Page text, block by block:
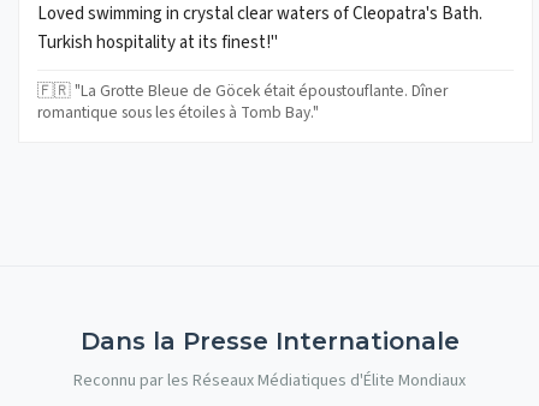
Loved swimming in crystal clear waters of Cleopatra's Bath.
Turkish hospitality at its finest!"
🇫🇷 "La Grotte Bleue de Göcek était époustouflante. Dîner
romantique sous les étoiles à Tomb Bay."
Dans la Presse Internationale
Reconnu par les Réseaux Médiatiques d'Élite Mondiaux